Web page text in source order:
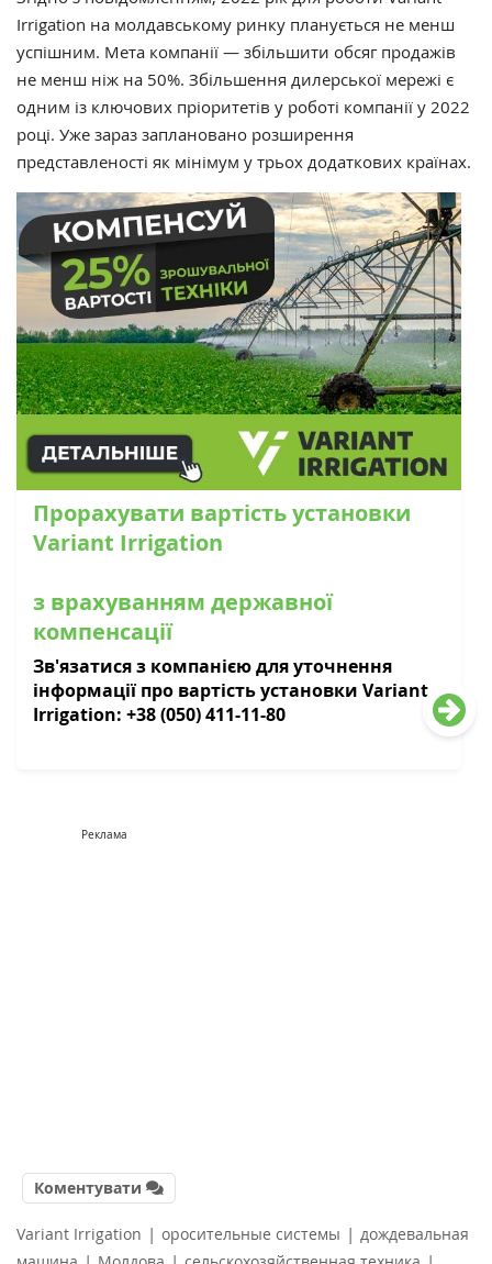
Irrigation на молдавському ринку планується не менш
успішним. Мета компанії — збільшити обсяг продажів
не менш ніж на 50%. Збільшення дилерської мережі є
одним із ключових пріоритетів у роботі компанії у 2022
році. Уже зараз заплановано розширення
представленості як мінімум у трьох додаткових країнах.
Прорахувати вартість установки
Variant Irrigation
з врахуванням державної
компенсації
Зв'язатися з компанією для уточнення
інформації про вартість установки Variant
Irrigation: +38 (050) 411-11-80
Реклама
Коментувати
Variant Irrigation | оросительные системы | дождевальная